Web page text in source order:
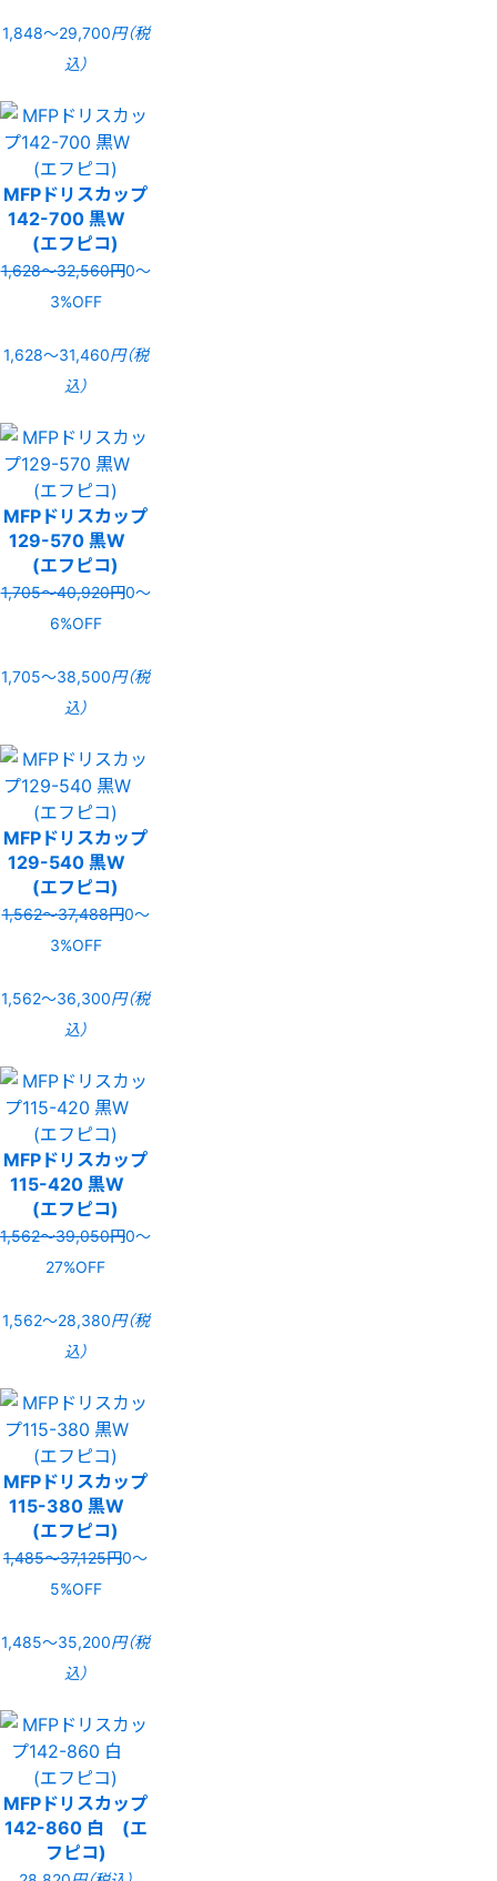
1,848〜29,700円（税
込）
MFPドリスカップ
142-700 黒W
(エフピコ)
1,628〜32,560円0〜
3%OFF
1,628〜31,460円（税
込）
MFPドリスカップ
129-570 黒W
(エフピコ)
1,705〜40,920円0〜
6%OFF
1,705〜38,500円（税
込）
MFPドリスカップ
129-540 黒W
(エフピコ)
1,562〜37,488円0〜
3%OFF
1,562〜36,300円（税
込）
MFPドリスカップ
115-420 黒W
(エフピコ)
1,562〜39,050円0〜
27%OFF
1,562〜28,380円（税
込）
MFPドリスカップ
115-380 黒W
(エフピコ)
1,485〜37,125円0〜
5%OFF
1,485〜35,200円（税
込）
MFPドリスカップ
142-860 白 (エ
フピコ)